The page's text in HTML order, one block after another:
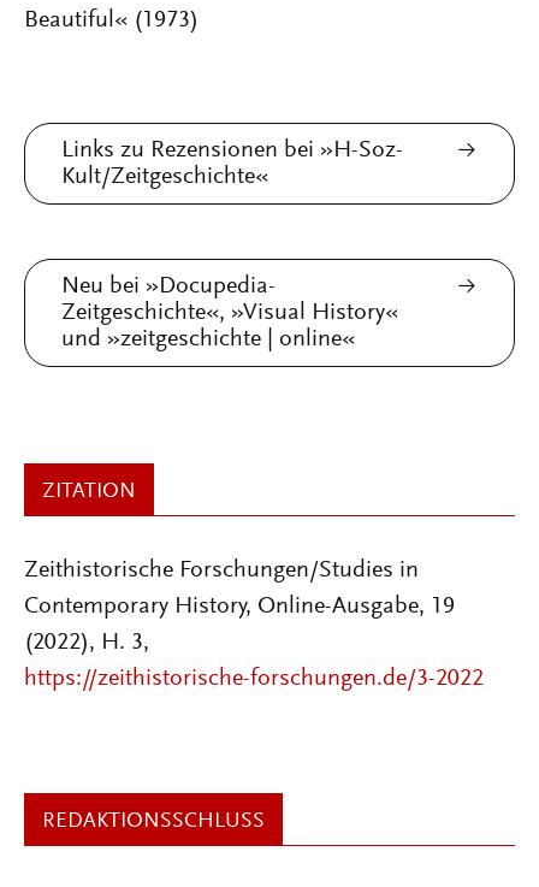
Beautiful« (1973)
Links zu Rezensionen bei »H-Soz-
Kult/Zeitgeschichte«
Neu bei »Docupedia-
Zeitgeschichte«, »Visual History«
und »zeitgeschichte | online«
ZITATION
Zeithistorische Forschungen/Studies in
Contemporary History, Online-Ausgabe, 19
(2022), H. 3,
https://zeithistorische-forschungen.de/3-2022
REDAKTIONSSCHLUSS